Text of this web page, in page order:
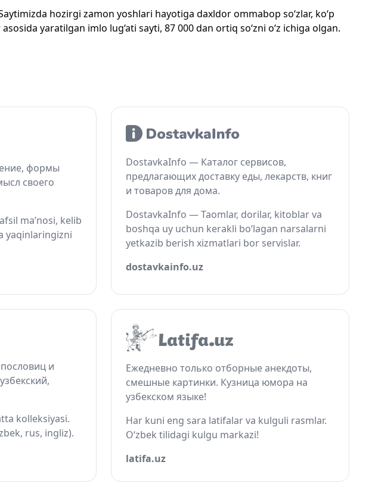
hozirgi zamon yoshlari hayotiga daxldor ommabop so‘zlar, ko‘p
yaratilgan imlo lug‘ati sayti, 87 000 dan ortiq so‘zni o‘z ichiga olgan.
формы
своего
ma’nosi, kelib
yaqinlaringizni
DostavkaInfo — Каталог сервисов,
предлагающих доставку еды, лекарств, книг
и товаров для дома.
DostavkaInfo — Taomlar, dorilar, kitoblar va
boshqa uy uchun kerakli bo‘lagan narsalarni
yetkazib berish xizmatlari bor servislar.
dostavkainfo.uz
и
kolleksiyasi.
rus, ingliz).
Ежедневно только отборные анекдоты,
смешные картинки. Кузница юмора на
узбекском языке!
Har kuni eng sara latifalar va kulguli rasmlar.
O‘zbek tilidagi kulgu markazi!
latifa.uz